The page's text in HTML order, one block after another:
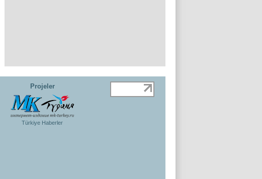
Projeler
Türkiye Haberler